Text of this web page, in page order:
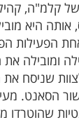
של קלמ"ה,
אותה היא
הפעילות
ומובילה
שניסח
הסאנט.
שהוטרדו